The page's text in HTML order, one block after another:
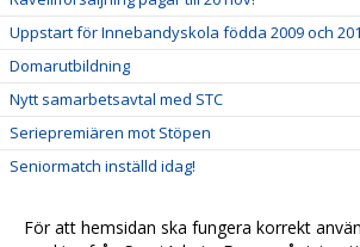
Uppstart för Innebandyskola födda 2009 och
Domarutbildning
Nytt samarbetsavtal med STC
Seriepremiären mot Stöpen
Seniormatch inställd idag!
Seger mot Stöpen IBK!
För att hemsidan ska fungera korrekt